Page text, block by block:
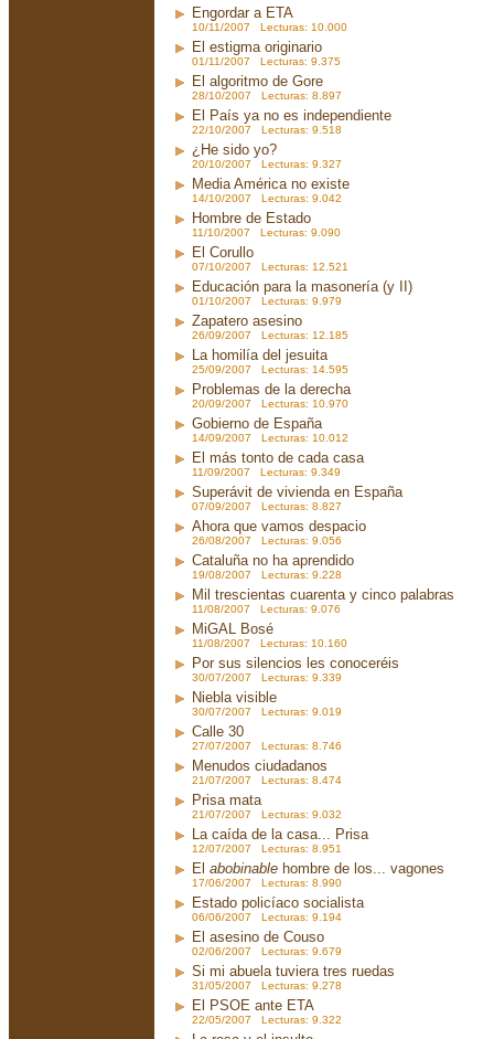
Engordar a ETA
10/11/2007 Lecturas: 10.000
El estigma originario
01/11/2007 Lecturas: 9.375
El algoritmo de Gore
28/10/2007 Lecturas: 8.897
El País ya no es independiente
22/10/2007 Lecturas: 9.518
¿He sido yo?
20/10/2007 Lecturas: 9.327
Media América no existe
14/10/2007 Lecturas: 9.042
Hombre de Estado
11/10/2007 Lecturas: 9.090
El Corullo
07/10/2007 Lecturas: 12.521
Educación para la masonería (y II)
01/10/2007 Lecturas: 9.979
Zapatero asesino
26/09/2007 Lecturas: 12.185
La homilía del jesuita
25/09/2007 Lecturas: 14.595
Problemas de la derecha
20/09/2007 Lecturas: 10.970
Gobierno de España
14/09/2007 Lecturas: 10.012
El más tonto de cada casa
11/09/2007 Lecturas: 9.349
Superávit de vivienda en España
07/09/2007 Lecturas: 8.827
Ahora que vamos despacio
26/08/2007 Lecturas: 9.056
Cataluña no ha aprendido
19/08/2007 Lecturas: 9.228
Mil trescientas cuarenta y cinco palabras
11/08/2007 Lecturas: 9.076
MiGAL Bosé
11/08/2007 Lecturas: 10.160
Por sus silencios les conoceréis
30/07/2007 Lecturas: 9.339
Niebla visible
30/07/2007 Lecturas: 9.019
Calle 30
27/07/2007 Lecturas: 8.746
Menudos ciudadanos
21/07/2007 Lecturas: 8.474
Prisa mata
21/07/2007 Lecturas: 9.032
La caída de la casa... Prisa
12/07/2007 Lecturas: 8.951
El abobinable hombre de los... vagones
17/06/2007 Lecturas: 8.990
Estado policíaco socialista
06/06/2007 Lecturas: 9.194
El asesino de Couso
02/06/2007 Lecturas: 9.679
Si mi abuela tuviera tres ruedas
31/05/2007 Lecturas: 9.278
El PSOE ante ETA
22/05/2007 Lecturas: 9.322